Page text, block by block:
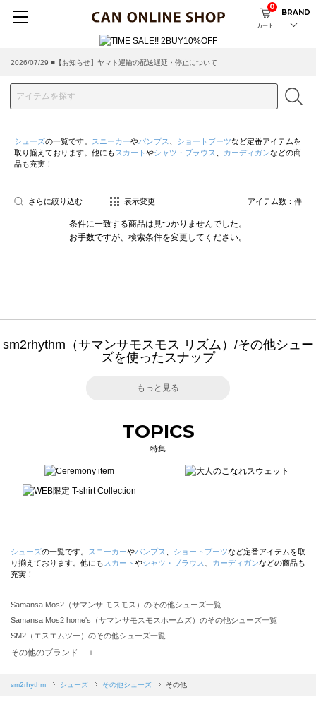
カート
0
BRAND
2026/07/29 ■【お知らせ】ヤマト運輸の配送遅延・停止について
シューズの一覧です。 スニーカーやパンプス ショートブーツなど定番アイテムを
取り揃えております。他にも スカート やシャツ・ブラウス カーディガンなどの商
品も充実！
さらに絞り込む 表示変更 アイテム数： 件
条件に一致する商品は見つかりませんでした。
お手数ですが、検索条件を変更してください。
sm2rhythm（サマンサモスモス リズム）/その他シュー
ズを使ったスナップ
もっと見る
TOPICS
特集
シューズの一覧です。 スニーカーやパンプス ショートブーツなど定番アイテムを取
り揃えております。他にも スカート やシャツ・ブラウス カーディガンなどの商品も
充実！
Samansa Mos2（サマンサ モスモス）のその他シューズ一覧
Samansa Mos2 home's（サマンサモスモスホームズ）のその他シューズ一覧
SM2（エスエムツー）のその他シューズ一覧
Samansa Mos2 blue（サマンサモスモス ブルー）のその他シューズ一覧
その他のブランド ＋
sm2rhythm シューズ その他シューズ その他